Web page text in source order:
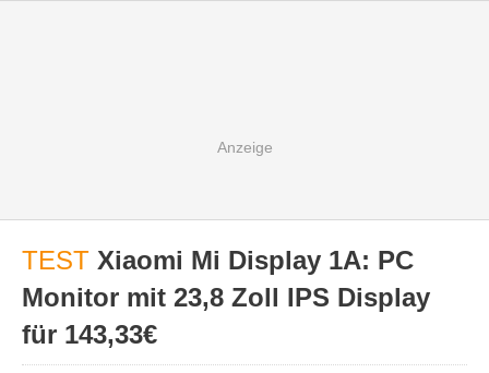
TEST Xiaomi Mi Display 1A: PC
Monitor mit 23,8 Zoll IPS Display
für 143,33€